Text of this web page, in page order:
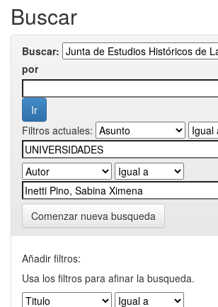
Buscar
Buscar:
por
Filtros actuales:
Comenzar nueva busqueda
Añadir filtros:
Usa los filtros para afinar la busqueda.